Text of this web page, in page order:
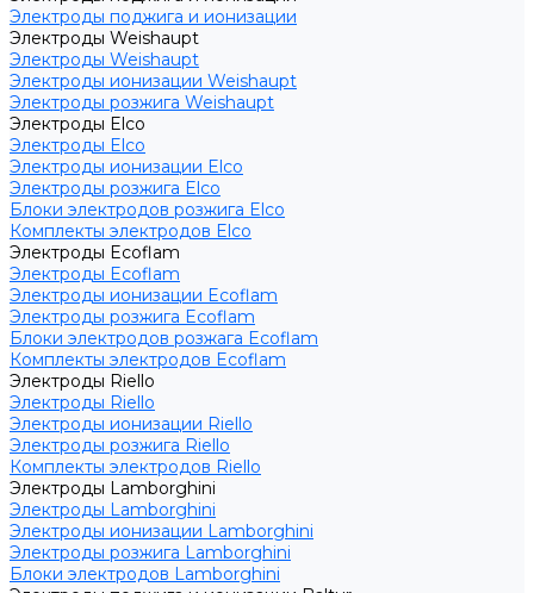
Электроды поджига и ионизации
Электроды Weishaupt
Электроды Weishaupt
Электроды ионизации Weishaupt
Электроды розжига Weishaupt
Электроды Elco
Электроды Elco
Электроды ионизации Elco
Электроды розжига Elco
Блоки электродов розжига Elco
Комплекты электродов Elco
Электроды Ecoflam
Электроды Ecoflam
Электроды ионизации Ecoflam
Электроды розжига Ecoflam
Блоки электродов розжага Ecoflam
Комплекты электродов Ecoflam
Электроды Riello
Электроды Riello
Электроды ионизации Riello
Электроды розжига Riello
Комплекты электродов Riello
Электроды Lamborghini
Электроды Lamborghini
Электроды ионизации Lamborghini
Электроды розжига Lamborghini
Блоки электродов Lamborghini